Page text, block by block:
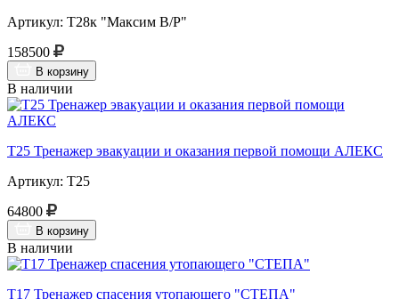
Артикул: Т28к "Максим В/Р"
158500
В корзину
В наличии
Т25 Тренажер эвакуации и оказания первой помощи АЛЕКС
Артикул: Т25
64800
В корзину
В наличии
Т17 Тренажер спасения утопающего "СТЕПА"